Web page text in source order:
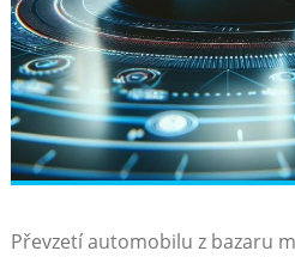
Převzetí automobilu z bazaru